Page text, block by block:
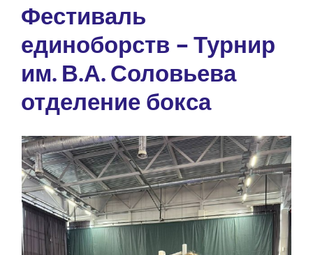
Фестиваль
единоборств – Турнир
им. В.А. Соловьева
отделение бокса